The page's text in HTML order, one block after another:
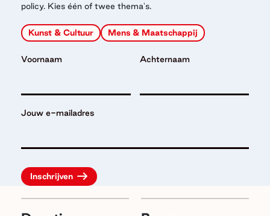
policy. Kies één of twee thema's.
Kunst & Cultuur Mens & Maatschappij
Jouw e-mailadres
Voornaam Achternaam